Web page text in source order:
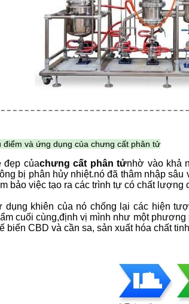
điểm và ứng dụng của chưng cất phân tử
đẹp củachưng cất phân tửnhờ vào khả
bị phân hủy nhiệt.nó đã thâm nhập
bảo việc tạo ra các trình tự có chất lượng
dụng khiên của nó chống lại các hiện
cuối cùng,định vị mình như một
biến CBD và cần sa, sản xuất hóa chất